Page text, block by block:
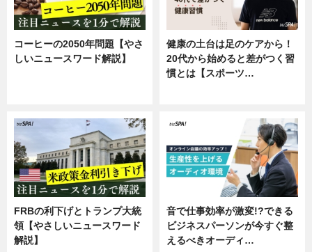
コーヒーの2050年問題【やさ
しいニュースワード解説】
健康の土台は足のケアから！
20代から始めると差がつく習
慣とは【スポーツ…
FRBの利下げとトランプ大統
領【やさしいニュースワード
解説】
音で仕事効率が激変!?できる
ビジネスパーソンが今すぐ整
えるべきオーディ…